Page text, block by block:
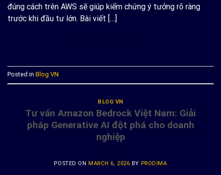
đúng cách trên AWS sẽ giúp kiểm chứng ý tưởng rõ ràng
trước khi đầu tư lớn. Bài viết […]
Posted in Blog VN
BLOG VN
Tư vấn Amazon Bedrock Việt Nam: Giải
pháp Generative AI đột phá cho doanh
nghiệp
POSTED ONMARCH 6, 2026 BY PRODIMA